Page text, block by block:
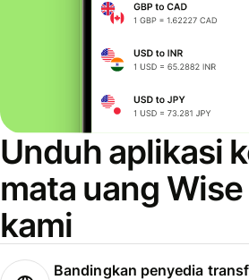
Unduh aplikasi
mata uang
kami
Bandingkan penyedia